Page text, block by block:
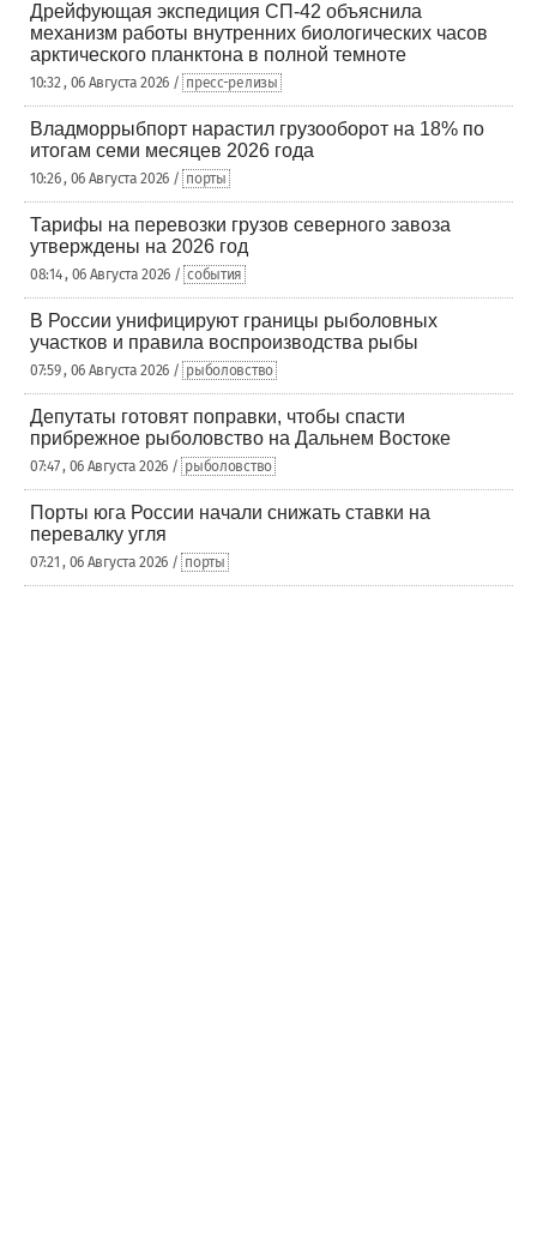
Дрейфующая экспедиция СП-42 объяснила
механизм работы внутренних биологических часов
арктического планктона в полной темноте
10:32 , 06 Августа 2026 / пресс-релизы
Владморрыбпорт нарастил грузооборот на 18% по
итогам семи месяцев 2026 года
10:26 , 06 Августа 2026 / порты
Тарифы на перевозки грузов северного завоза
утверждены на 2026 год
08:14 , 06 Августа 2026 / события
В России унифицируют границы рыболовных
участков и правила воспроизводства рыбы
07:59 , 06 Августа 2026 / рыболовство
Депутаты готовят поправки, чтобы спасти
прибрежное рыболовство на Дальнем Востоке
07:47 , 06 Августа 2026 / рыболовство
Порты юга России начали снижать ставки на
перевалку угля
07:21 , 06 Августа 2026 / порты